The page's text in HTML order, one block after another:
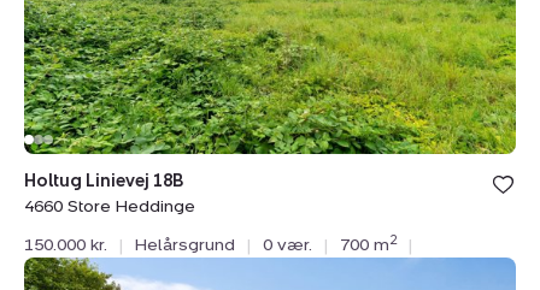
Heddinge
Holtug Linievej 18B
4660 Store Heddinge
150.000 kr.
| Helårsgrund | 0 vær. | 700 m2 |
Helårsgrund: